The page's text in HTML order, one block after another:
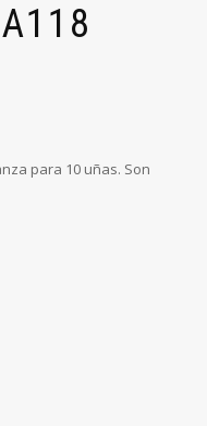
para 10 uñas. Son